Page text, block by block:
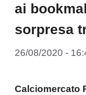
ai
sorpresa
26/08/2020 -
Calciomercato